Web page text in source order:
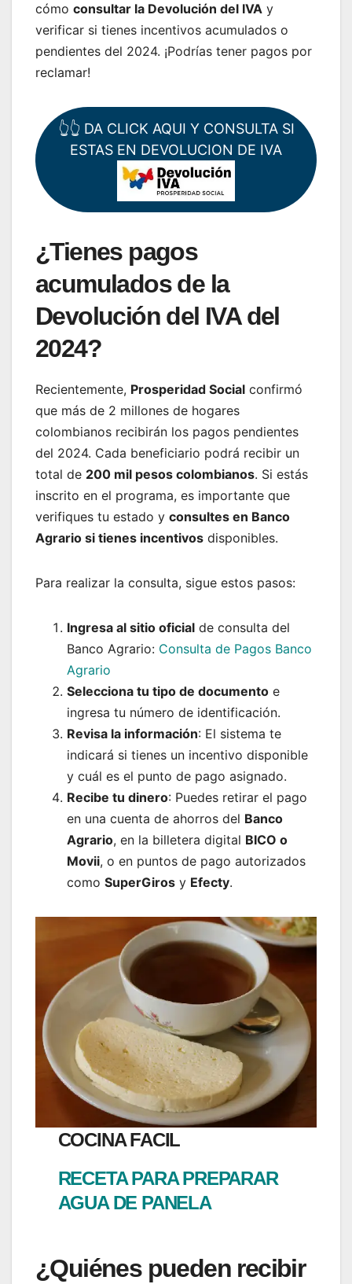
cómo consultar la Devolución del IVA y
verificar si tienes incentivos acumulados o
pendientes del 2024. ¡Podrías tener pagos por
reclamar!
👆👆 DA CLICK AQUI Y CONSULTA SI
ESTAS EN DEVOLUCION DE IVA
¿Tienes pagos
acumulados de la
Devolución del IVA del
2024?
Recientemente, Prosperidad Social confirmó
que más de 2 millones de hogares
colombianos recibirán los pagos pendientes
del 2024. Cada beneficiario podrá recibir un
total de 200 mil pesos colombianos. Si estás
inscrito en el programa, es importante que
verifiques tu estado y consultes en Banco
Agrario si tienes incentivos disponibles.
Para realizar la consulta, sigue estos pasos:
Ingresa al sitio oficial de consulta del
Banco Agrario: Consulta de Pagos Banco
Agrario
Selecciona tu tipo de documento e
ingresa tu número de identificación.
Revisa la información: El sistema te
indicará si tienes un incentivo disponible
y cuál es el punto de pago asignado.
Recibe tu dinero: Puedes retirar el pago
en una cuenta de ahorros del Banco
Agrario, en la billetera digital BICO o
Movii, o en puntos de pago autorizados
como SuperGiros y Efecty.
COCINA FACIL
RECETA PARA PREPARAR
AGUA DE PANELA
¿Quiénes pueden recibir